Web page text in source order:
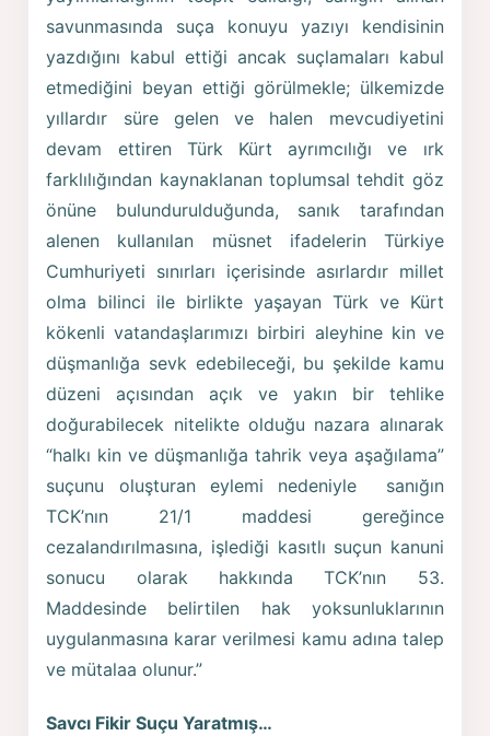
savunmasında suça konuyu yazıyı kendisinin
yazdığını kabul ettiği ancak suçlamaları kabul
etmediğini beyan ettiği görülmekle; ülkemizde
yıllardır süre gelen ve halen mevcudiyetini
devam ettiren Türk Kürt ayrımcılığı ve ırk
farklılığından kaynaklanan toplumsal tehdit göz
önüne bulundurulduğunda, sanık tarafından
alenen kullanılan müsnet ifadelerin Türkiye
Cumhuriyeti sınırları içerisinde asırlardır millet
olma bilinci ile birlikte yaşayan Türk ve Kürt
kökenli vatandaşlarımızı birbiri aleyhine kin ve
düşmanlığa sevk edebileceği, bu şekilde kamu
düzeni açısından açık ve yakın bir tehlike
doğurabilecek nitelikte olduğu nazara alınarak
“halkı kin ve düşmanlığa tahrik veya aşağılama”
suçunu oluşturan eylemi nedeniyle sanığın
TCK’nın 21/1 maddesi gereğince
cezalandırılmasına, işlediği kasıtlı suçun kanuni
sonucu olarak hakkında TCK’nın 53.
Maddesinde belirtilen hak yoksunluklarının
uygulanmasına karar verilmesi kamu adına talep
ve mütalaa olunur.”
Savcı Fikir Suçu Yaratmış…